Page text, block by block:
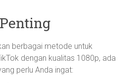
berbagai metode untuk
dengan kualitas 1080p, ada
perlu Anda ingat: